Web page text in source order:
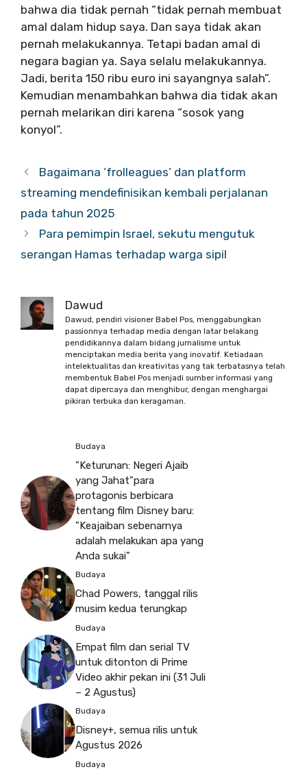
bahwa dia tidak pernah “tidak pernah membuat
amal dalam hidup saya. Dan saya tidak akan
pernah melakukannya. Tetapi badan amal di
negara bagian ya. Saya selalu melakukannya.
Jadi, berita 150 ribu euro ini sayangnya salah”.
Kemudian menambahkan bahwa dia tidak akan
pernah melarikan diri karena “sosok yang
konyol”.
Bagaimana ‘frolleagues’ dan platform
streaming mendefinisikan kembali perjalanan
pada tahun 2025
Para pemimpin Israel, sekutu mengutuk
serangan Hamas terhadap warga sipil
Dawud
Dawud, pendiri visioner Babel Pos, menggabungkan
passionnya terhadap media dengan latar belakang
pendidikannya dalam bidang jurnalisme untuk
menciptakan media berita yang inovatif. Ketiadaan
intelektualitas dan kreativitas yang tak terbatasnya telah
membentuk Babel Pos menjadi sumber informasi yang
dapat dipercaya dan menghibur, dengan menghargai
pikiran terbuka dan keragaman.
Budaya
"Keturunan: Negeri Ajaib
yang Jahat"para
protagonis berbicara
tentang film Disney baru:
"Keajaiban sebenarnya
adalah melakukan apa yang
Anda sukai"
Budaya
Chad Powers, tanggal rilis
musim kedua terungkap
Budaya
Empat film dan serial TV
untuk ditonton di Prime
Video akhir pekan ini (31 Juli
– 2 Agustus)
Budaya
Disney+, semua rilis untuk
Agustus 2026
Budaya